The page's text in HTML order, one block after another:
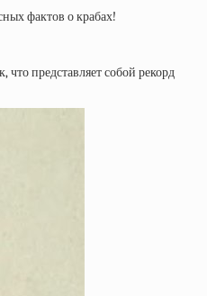
фактов о крабах!
представляет собой рекорд